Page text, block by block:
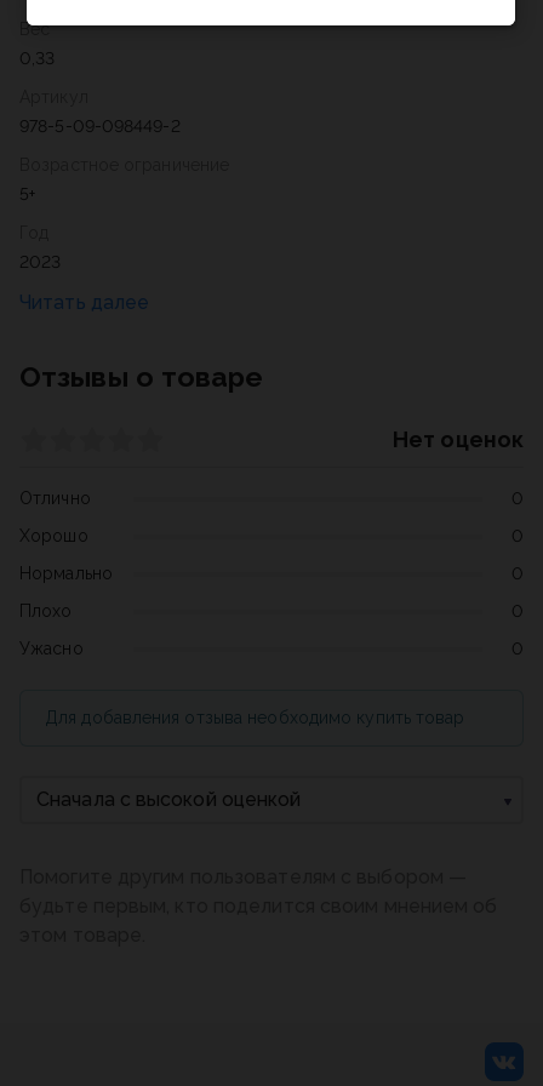
Вес
0,33
978-5-09-098449-2
5+
2023
Сначала с высокой оценкой
Отзывы о товаре
Нет оценок
Отлично
0
Хорошо
0
Нормально
0
Плохо
0
Ужасно
0
Для добавления отзыва необходимо купить товар